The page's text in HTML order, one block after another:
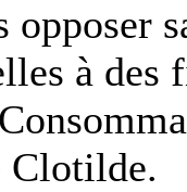
opposer
à
Clotilde.